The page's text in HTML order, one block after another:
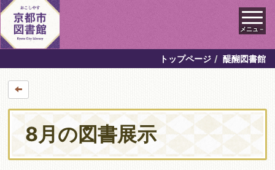
メニュ－
トップページ 醍醐図書館
8月の図書展示